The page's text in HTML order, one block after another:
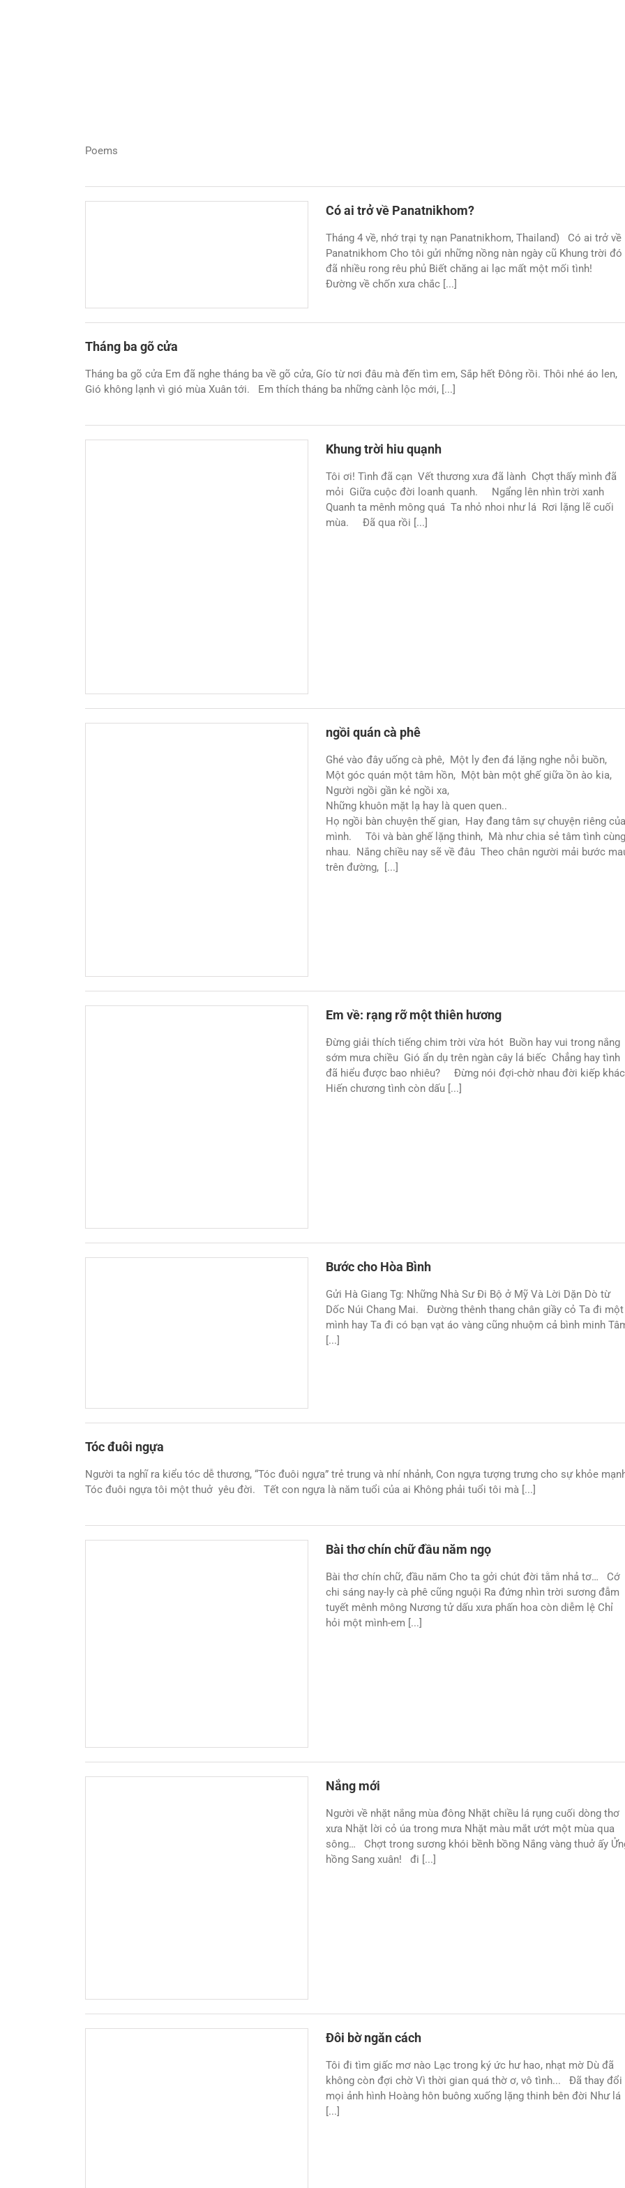
Poems
Có ai trở về Panatnikhom?
Tháng 4 về, nhớ trại tỵ nạn Panatnikhom, Thailand) Có ai trở về
Panatnikhom Cho tôi gửi những nồng nàn ngày cũ Khung trời đó
đã nhiều rong rêu phủ Biết chăng ai lạc mất một mối tình!
Đường về chốn xưa chắc [...]
Tháng ba gõ cửa
Tháng ba gõ cửa Em đã nghe tháng ba về gõ cửa, Gío từ nơi đâu mà đến tìm em, Sắp hết Đông rồi. Thôi nhé áo len,
Gió không lạnh vì gió mùa Xuân tới. Em thích tháng ba những cành lộc mới, [...]
Khung trời hiu quạnh
Tôi ơi! Tình đã cạn Vết thương xưa đã lành Chợt thấy mình đã
mỏi Giữa cuộc đời loanh quanh. Ngẩng lên nhìn trời xanh
Quanh ta mênh mông quá Ta nhỏ nhoi như lá Rơi lặng lẽ cuối
mùa. Đã qua rồi [...]
ngồi quán cà phê
Ghé vào đây uống cà phê, Một ly đen đá lặng nghe nỗi buồn,
Một góc quán một tâm hồn, Một bàn một ghế giữa ồn ào kia,
Người ngồi gần kẻ ngồi xa,
Những khuôn mặt lạ hay là quen quen..
Họ ngồi bàn chuyện thế gian, Hay đang tâm sự chuyện riêng của
mình. Tôi và bàn ghế lặng thinh, Mà như chia sẻ tâm tình cùng
nhau. Nắng chiều nay sẽ về đâu Theo chân người mải bước
trên đường, [...]
Em về: rạng rỡ một thiên hương
Đừng giải thích tiếng chim trời vừa hót Buồn hay vui trong nắng
sớm mưa chiều Gió ẩn dụ trên ngàn cây lá biếc Chẳng hay tình
đã hiểu được bao nhiêu? Đừng nói đợi-chờ nhau đời kiếp
Hiến chương tình còn dấu [...]
Bước cho Hòa Bình
Gửi Hà Giang Tg: Những Nhà Sư Đi Bộ ở Mỹ Và Lời Dặn Dò từ
Dốc Núi Chang Mai. Đường thênh thang chân giầy cỏ Ta đi một
mình hay Ta đi có bạn vạt áo vàng cũng nhuộm cả bình minh
[...]
Tóc đuôi ngựa
Người ta nghĩ ra kiểu tóc dễ thương, “Tóc đuôi ngựa” trẻ trung và nhí nhảnh, Con ngựa tượng trưng cho sự khỏe
Tóc đuôi ngựa tôi một thuở yêu đời. Tết con ngựa là năm tuổi của ai Không phải tuổi tôi mà [...]
Bài thơ chín chữ đầu năm ngọ
Bài thơ chín chữ, đầu năm Cho ta gởi chút đời tằm nhả tơ… Cớ
chi sáng nay-ly cà phê cũng nguội Ra đứng nhìn trời sương đẫm
tuyết mênh mông Nương tử dấu xưa phấn hoa còn diễm lệ Chỉ
hỏi một mình-em [...]
Nắng mới
Người về nhặt nắng mùa đông Nhặt chiều lá rụng cuối dòng thơ
xưa Nhặt lời cỏ úa trong mưa Nhặt màu mắt ướt một mùa qua
sông… Chợt trong sương khói bềnh bồng Nắng vàng thuở ấy
hồng Sang xuân! đi [...]
Đôi bờ ngăn cách
Tôi đi tìm giấc mơ nào Lạc trong ký ức hư hao, nhạt mờ Dù đã
không còn đợi chờ Vì thời gian quá thờ ơ, vô tình... Đã thay đổi
mọi ảnh hình Hoàng hôn buông xuống lặng thinh bên đời Như lá
[...]